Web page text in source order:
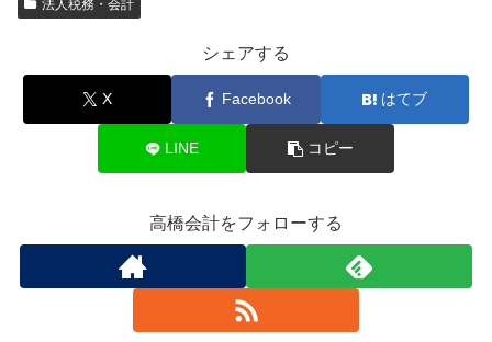
法人税務・会計
シェアする
X Facebook はてブ
LINE コピー
高橋会計をフォローする